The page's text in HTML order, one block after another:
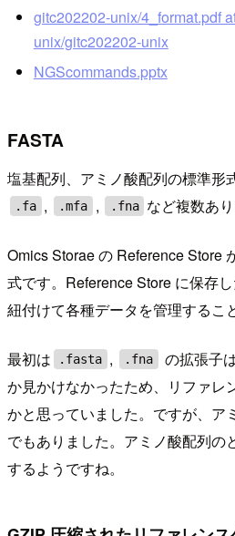
gitc202202-unix/4_format.pdf
unix/gitc202202-unix
NGScommands.pptx
FASTA
塩基配列、アミノ酸配列の標準形
.fa , .mfa , .fna など複数あり
Omics Storae の Reference Store
式です。Reference Store に保存
紐付けて各種データを管理するこ
最初は .fasta , .fna
の拡張子
か見かけなかったため、リファレ
かと思っていました。ですが、ア
でもありました。アミノ酸配列の
するようですね。